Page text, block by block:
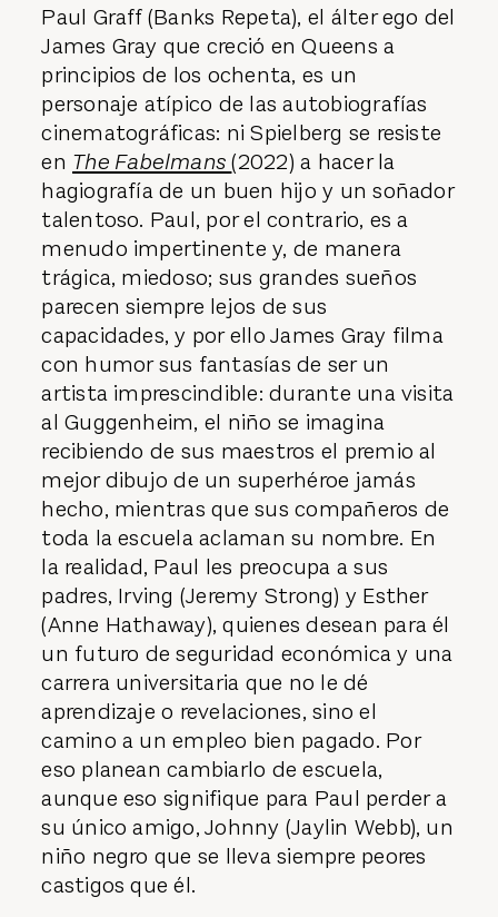
Paul Graff (Banks Repeta), el álter ego del
James Gray que creció en Queens a
principios de los ochenta, es un
personaje atípico de las autobiografías
cinematográficas: ni Spielberg se resiste
en The Fabelmans(2022) a hacer la
hagiografía de un buen hijo y un soñador
talentoso. Paul, por el contrario, es a
menudo impertinente y, de manera
trágica, miedoso; sus grandes sueños
parecen siempre lejos de sus
capacidades, y por ello James Gray filma
con humor sus fantasías de ser un
artista imprescindible: durante una visita
al Guggenheim, el niño se imagina
recibiendo de sus maestros el premio al
mejor dibujo de un superhéroe jamás
hecho, mientras que sus compañeros de
toda la escuela aclaman su nombre. En
la realidad, Paul les preocupa a sus
padres, Irving (Jeremy Strong) y Esther
(Anne Hathaway), quienes desean para él
un futuro de seguridad económica y una
carrera universitaria que no le dé
aprendizaje o revelaciones, sino el
camino a un empleo bien pagado. Por
eso planean cambiarlo de escuela,
aunque eso signifique para Paul perder a
su único amigo, Johnny (Jaylin Webb), un
niño negro que se lleva siempre peores
castigos que él.